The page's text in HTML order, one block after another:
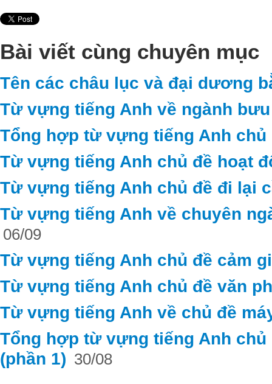
Bài viết cùng chuyên mục
Tên các châu lục và đại dương
Từ vựng tiếng Anh về ngành
Tổng hợp từ vựng tiếng Anh chủ
Từ vựng tiếng Anh chủ đề hoạt
Từ vựng tiếng Anh chủ đề đi lại
Từ vựng tiếng Anh về chuyên
06/09
Từ vựng tiếng Anh chủ đề cảm
Từ vựng tiếng Anh chủ đề văn
Từ vựng tiếng Anh về chủ đề
Tổng hợp từ vựng tiếng Anh
(phần 1) 30/08